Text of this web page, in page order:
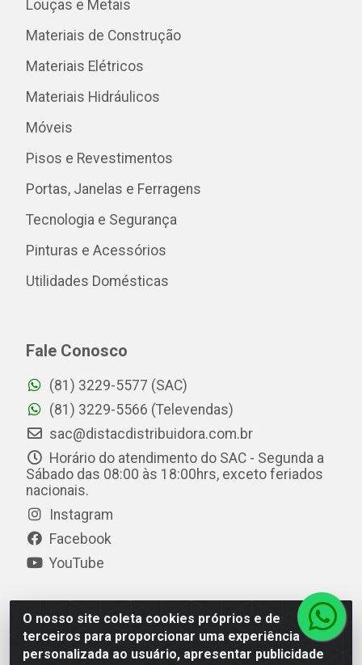
O nosso site coleta cookies próprios e de
terceiros para proporcionar uma experiência
personalizada ao usuário, apresentar publicidade
Louças e Metais
Materiais de Construção
Materiais Elétricos
Materiais Hidráulicos
Móveis
Pisos e Revestimentos
Portas, Janelas e Ferragens
Tecnologia e Segurança
Pinturas e Acessórios
Utilidades Domésticas
Fale Conosco
(81) 3229-5577 (SAC)
(81) 3229-5566 (Televendas)
sac@distacdistribuidora.com.br
Horário do atendimento do SAC - Segunda a
Sábado das 08:00 às 18:00hrs, exceto feriados
nacionais.
Instagram
Facebook
YouTube
Distac Distribuidora - Av. Durval de Góes Monteiro, 7049
- Jardim Petrópolis - Maceió/AL - CEP 57061-000 - CNPJ